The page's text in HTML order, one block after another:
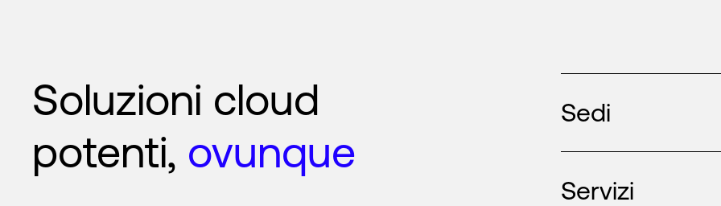
Soluzioni cloud
potenti, ovunque
Sedi
Servizi